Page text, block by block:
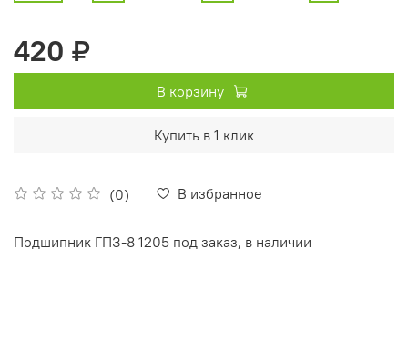
(0) В избранное
420 ₽
В корзину
Купить в 1 клик
Подшипник ГПЗ-8 1205 под заказ, в наличии